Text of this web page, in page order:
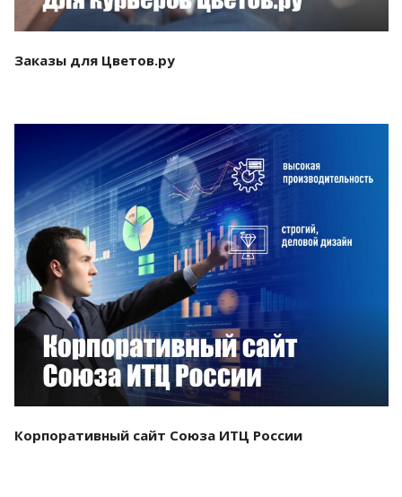
Заказы для Цветов.ру
Смотреть проект
Корпоративный сайт Союза ИТЦ России